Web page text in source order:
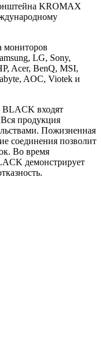
KROMAX
мониторов
LG, Sony,
Acer, BenQ, MSI,
AOC, Viotek и
входят
продукция
Пожизненная
соединения позволит
Во время
демонстрирует